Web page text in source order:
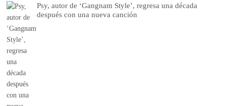
Psy, autor de ‘Gangnam Style’, regresa una década
después con una nueva canción